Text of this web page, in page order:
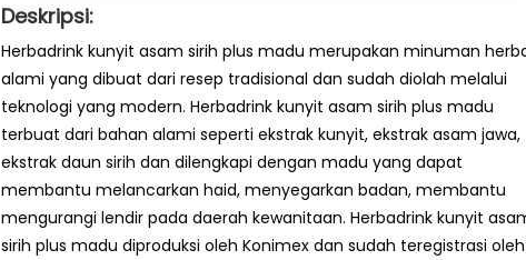
Deskripsi:
Herbadrink kunyit asam sirih plus madu merupakan minuman
alami yang dibuat dari resep tradisional dan sudah diolah melalui
teknologi yang modern. Herbadrink kunyit asam sirih plus madu
terbuat dari bahan alami seperti ekstrak kunyit, ekstrak asam jawa,
ekstrak daun sirih dan dilengkapi dengan madu yang dapat
membantu melancarkan haid, menyegarkan badan, membantu
mengurangi lendir pada daerah kewanitaan. Herbadrink kunyit
sirih plus madu diproduksi oleh Konimex dan sudah teregistrasi oleh